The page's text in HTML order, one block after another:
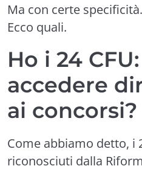
Ma con certe specificità.
Ecco quali.
Ho i 24
accedere
ai concorsi?
Come abbiamo detto, i
riconosciuti dalla